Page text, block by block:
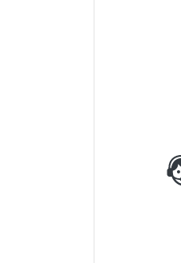
Sèche-main et
Chauffage au